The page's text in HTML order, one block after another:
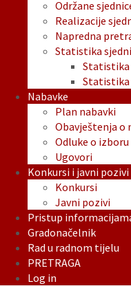
Održane
Realizacije
Napredna
Statistika
Statistika
Statistika
Nabavke
Plan nabavki
Obavještenja o
Odluke o
Ugovori
Konkursi i javni pozivi
Konkursi
Javni pozivi
Pristup
Gradonačelnik
Rad u radnom tijelu
PRETRAGA
Log in